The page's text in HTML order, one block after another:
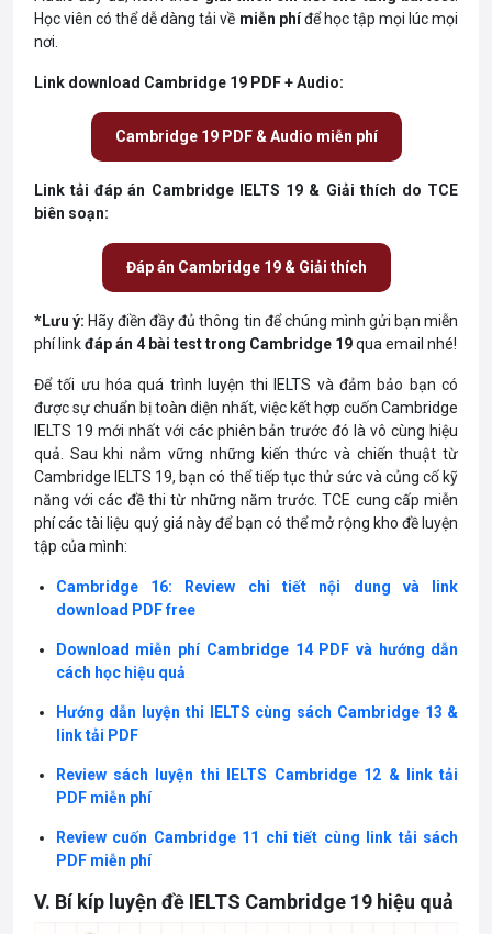
Học viên có thể dễ dàng tải về miễn phíđể học tập mọi lúc mọi
nơi.
Link download Cambridge 19 PDF + Audio:
Cambridge 19 PDF & Audio miễn phí
Link tải đáp án Cambridge IELTS 19 & Giải thích do TCE
biên soạn:
Đáp án Cambridge 19 & Giải thích
*Lưu ý: Hãy điền đầy đủ thông tin để chúng mình gửi bạn miễn
phí linkđáp án 4 bài test trong Cambridge 19qua email nhé!
Để tối ưu hóa quá trình luyện thi IELTS và đảm bảo bạn có
được sự chuẩn bị toàn diện nhất, việc kết hợp cuốn Cambridge
IELTS 19 mới nhất với các phiên bản trước đó là vô cùng hiệu
quả. Sau khi nắm vững những kiến thức và chiến thuật từ
Cambridge IELTS 19, bạn có thể tiếp tục thử sức và củng cố kỹ
năng với các đề thi từ những năm trước. TCE cung cấp miễn
phí các tài liệu quý giá này để bạn có thể mở rộng kho đề luyện
tập của mình:
Cambridge 16: Review chi tiết nội dung và link
download PDF free
Download miễn phí Cambridge 14 PDF và hướng dẫn
cách học hiệu quả
Hướng dẫn luyện thi IELTS cùng sách Cambridge 13 &
link tải PDF
Review sách luyện thi IELTS Cambridge 12 & link tải
PDF miễn phí
Review cuốn Cambridge 11 chi tiết cùng link tải sách
PDF miễn phí
V. Bí kíp luyện đề IELTS Cambridge 19 hiệu quả